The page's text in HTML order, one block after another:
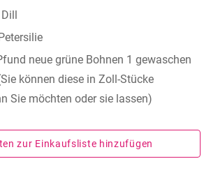
neue grüne Bohnen 1 gewaschen
können diese in Zoll-Stücke
Sie möchten oder sie lassen)
zur Einkaufsliste hinzufügen